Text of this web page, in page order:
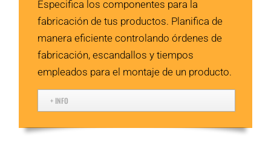
Especifica los componentes para la
fabricación de tus productos. Planifica de
manera eficiente controlando órdenes de
fabricación, escandallos y tiempos
empleados para el montaje de un producto.
+ INFO